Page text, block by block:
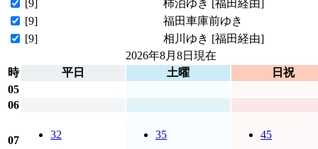
[9]
柿泊ゆき [福田経由]
[9]
福田車庫前ゆき
[9]
相川ゆき [福田経由]
2026年8月8日 現在
時
平日 土曜
日祝
05
06
07 32 35 45